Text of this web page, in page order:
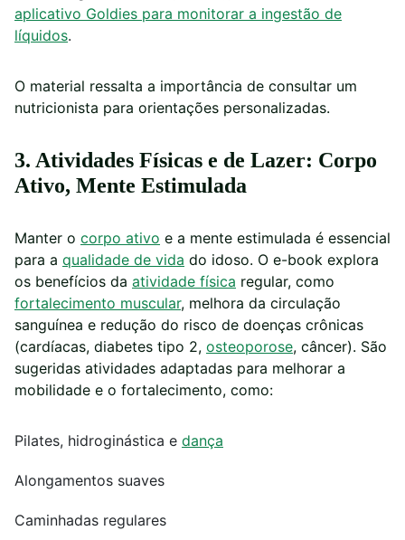
aplicativo Goldies para monitorar a ingestão de
líquidos.
O material ressalta a importância de consultar um
nutricionista para orientações personalizadas.
3. Atividades Físicas e de Lazer: Corpo
Ativo, Mente Estimulada
Manter o corpo ativo e a mente estimulada é essencial
para a qualidade de vida do idoso. O e-book explora
os benefícios da atividade física regular, como
fortalecimento muscular, melhora da circulação
sanguínea e redução do risco de doenças crônicas
(cardíacas, diabetes tipo 2, osteoporose, câncer). São
sugeridas atividades adaptadas para melhorar a
mobilidade e o fortalecimento, como:
Pilates, hidroginástica e dança
Alongamentos suaves
Caminhadas regulares